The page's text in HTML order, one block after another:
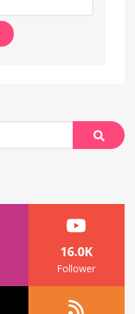
Suche
16.0K
Follower